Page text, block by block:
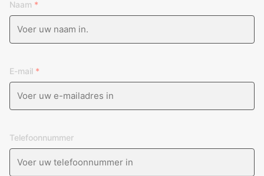
Naam *
E-mail *
Telefoonnummer